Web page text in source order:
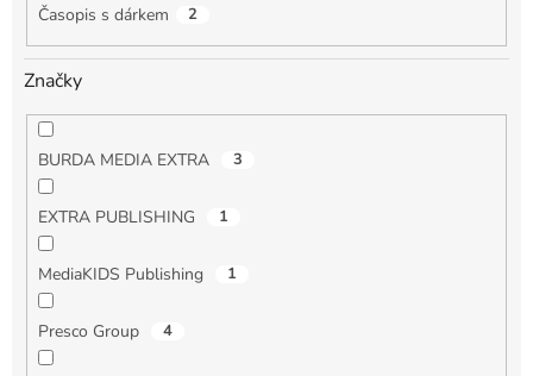
Časopis s dárkem 2
Značky
BURDA MEDIA EXTRA 3
EXTRA PUBLISHING 1
MediaKIDS Publishing 1
Presco Group 4